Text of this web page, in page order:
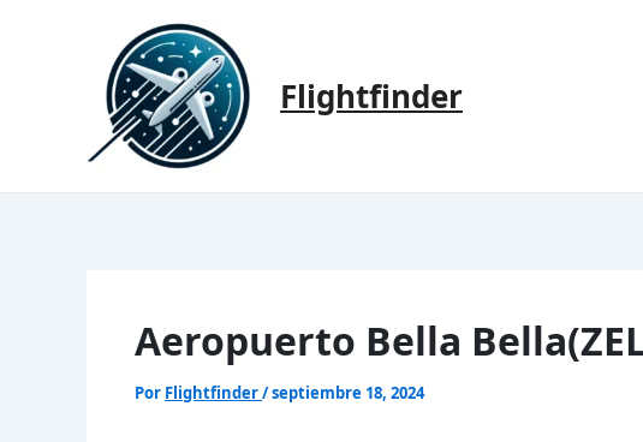
Flightfinder
Aeropuerto Bella
Por Flightfinder/septiembre 18, 2024